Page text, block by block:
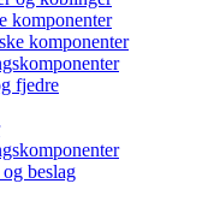
komponenter
komponenter
fjedre
beslag